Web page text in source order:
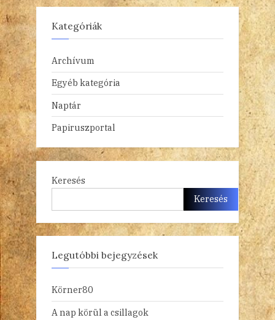
Kategóriák
Archívum
Egyéb kategória
Naptár
Papiruszportal
Keresés
Keresés
Legutóbbi bejegyzések
Körner80
A nap körül a csillagok